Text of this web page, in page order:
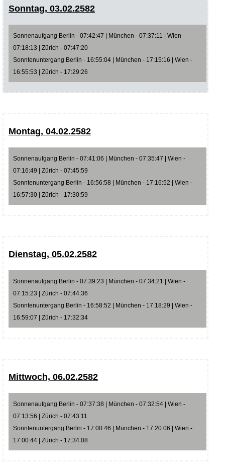
Sonntag, 03.02.2582
Sonnenaufgang Berlin - 07:42:47 | München - 07:37:11 | Wien -
07:18:13 | Zürich - 07:47:20
Sonntenuntergang Berlin - 16:55:04 | München - 17:15:16 | Wien -
16:55:53 | Zürich - 17:29:26
Montag, 04.02.2582
Sonnenaufgang Berlin - 07:41:06 | München - 07:35:47 | Wien -
07:16:49 | Zürich - 07:45:59
Sonntenuntergang Berlin - 16:56:58 | München - 17:16:52 | Wien -
16:57:30 | Zürich - 17:30:59
Dienstag, 05.02.2582
Sonnenaufgang Berlin - 07:39:23 | München - 07:34:21 | Wien -
07:15:23 | Zürich - 07:44:36
Sonntenuntergang Berlin - 16:58:52 | München - 17:18:29 | Wien -
16:59:07 | Zürich - 17:32:34
Mittwoch, 06.02.2582
Sonnenaufgang Berlin - 07:37:38 | München - 07:32:54 | Wien -
07:13:56 | Zürich - 07:43:11
Sonntenuntergang Berlin - 17:00:46 | München - 17:20:06 | Wien -
17:00:44 | Zürich - 17:34:08